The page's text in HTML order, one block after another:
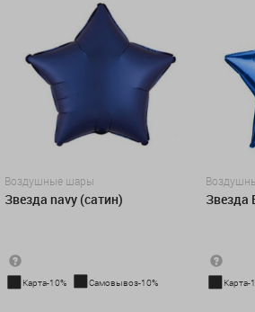
Воздушные шары
Звезда navy (сатин)
Карта-10% Самовывоз-10%
Звезда
Карта-